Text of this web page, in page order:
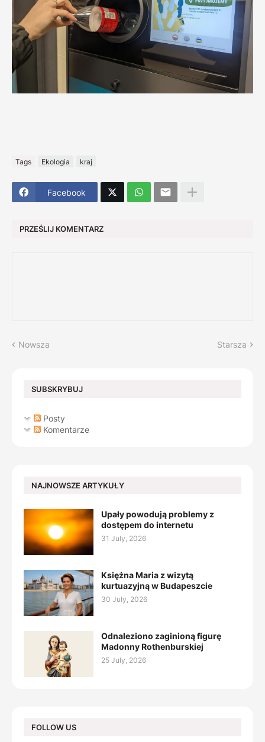
Tags Ekologia kraj
Facebook
PRZEŚLIJ KOMENTARZ
Nowsza Starsza
SUBSKRYBUJ
Posty
Komentarze
NAJNOWSZE ARTYKUŁY
Upały powodują problemy z
dostępem do internetu
31 July, 2026
Księżna Maria z wizytą
kurtuazyjną w Budapeszcie
30 July, 2026
Odnaleziono zaginioną figurę
Madonny Rothenburskiej
25 July, 2026
FOLLOW US